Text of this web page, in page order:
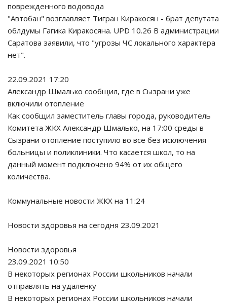
поврежденного водовода
"Автобан" возглавляет Тигран Киракосян - брат депутата
облдумы Гагика Киракосяна. UPD 10.26 В администрации
Саратова заявили, что "угрозы ЧС локального характера
нет".
22.09.2021 17:20
Александр Шмалько сообщил, где в Сызрани уже
включили отопление
Как сообщил заместитель главы города, руководитель
Комитета ЖКХ Александр Шмалько, на 17:00 среды в
Сызрани отопление поступило во все без исключения
больницы и поликлиники. Что касается школ, то на
данный момент подключено 94% от их общего
количества.
Коммунальные новости ЖКХ на 11:24
Новости здоровья на сегодня 23.09.2021
Новости здоровья
23.09.2021 10:50
В некоторых регионах России школьников начали
отправлять на удаленку
В некоторых регионах России школьников начали